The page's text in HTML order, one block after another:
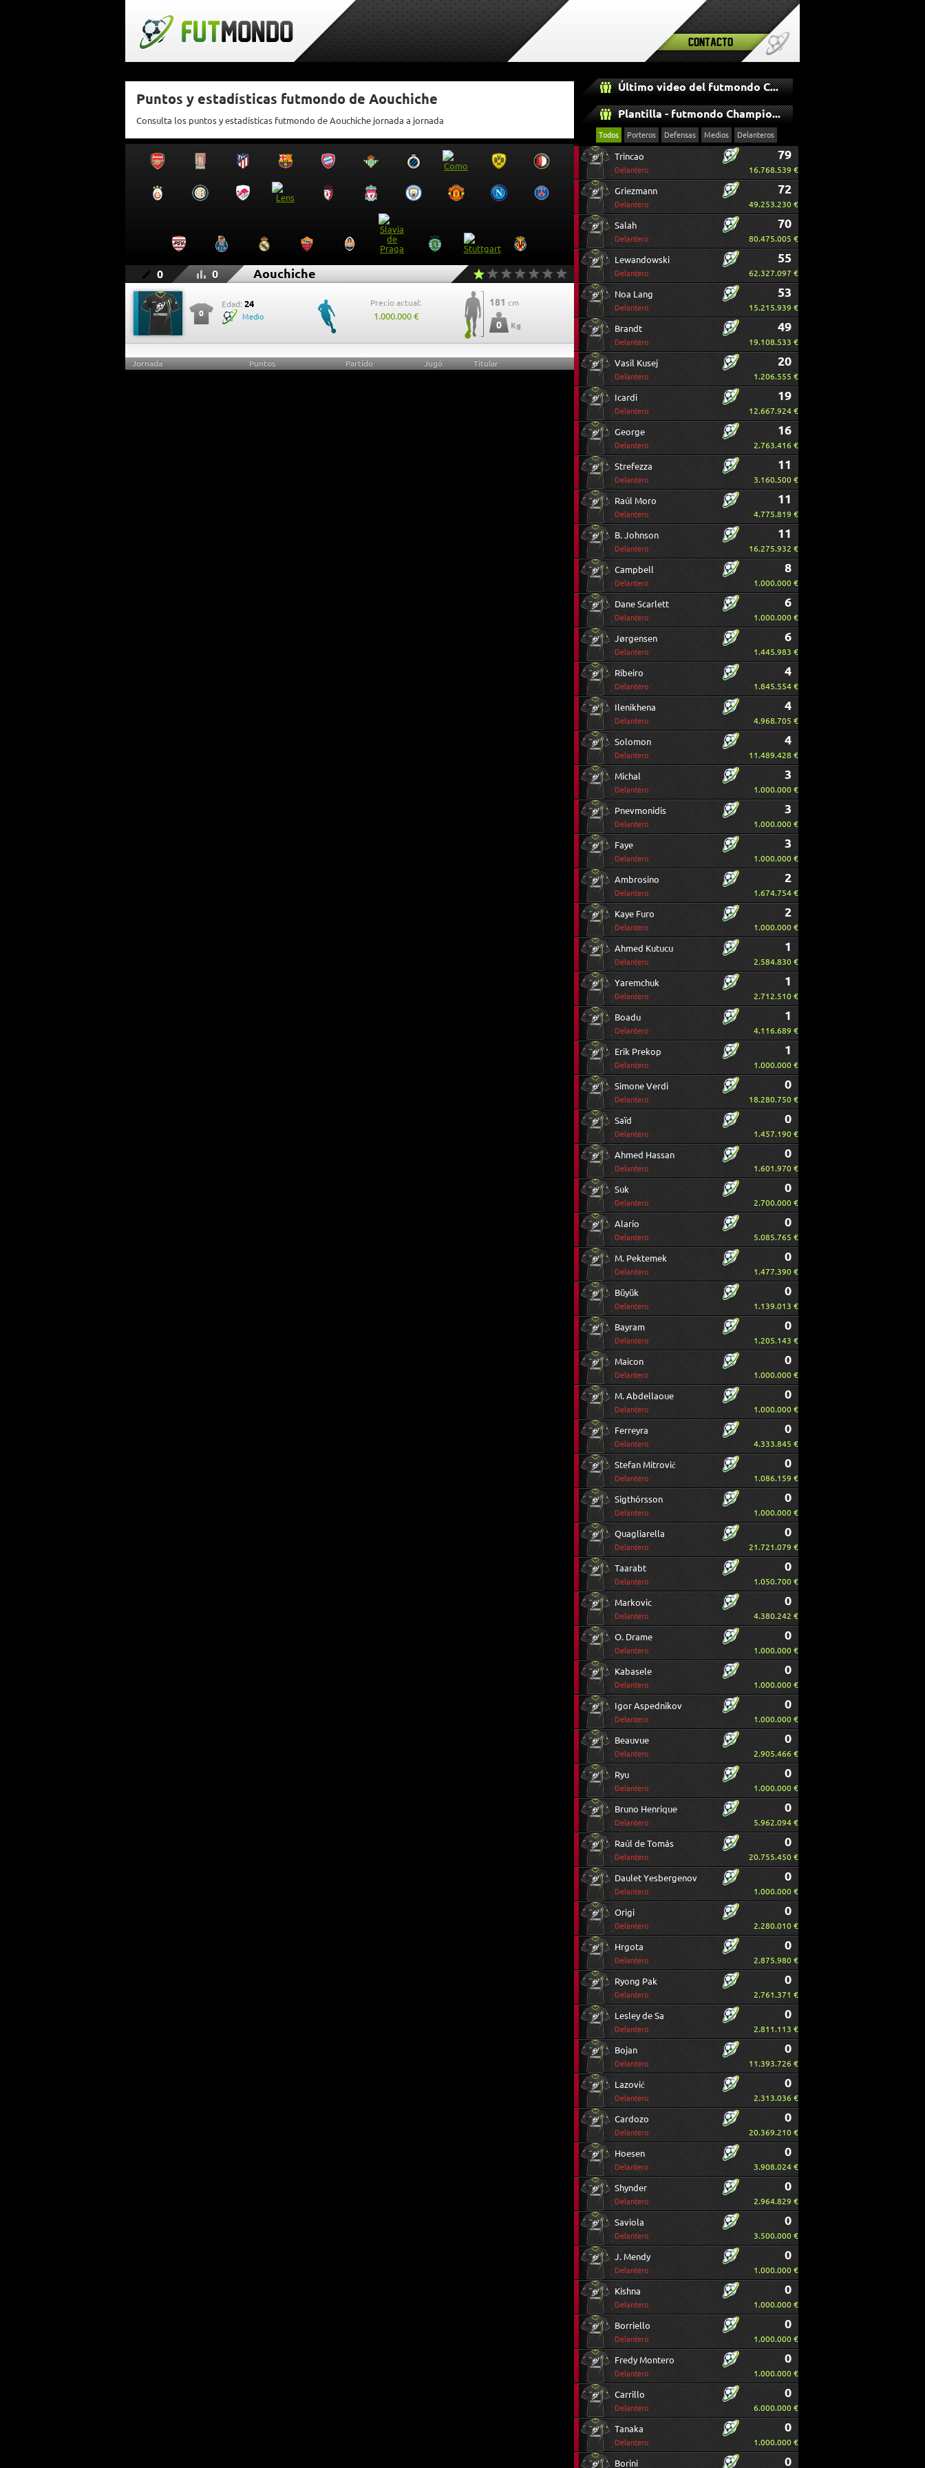
Contacto
Puntos y estadísticas futmondo de Aouchiche
Consulta los puntos y estadísticas futmondo de Aouchiche jornada a jornada
0 0 Aouchiche
0
Edad: 24
Medio
Precio actual:
1.000.000 €
181 cm
0 Kg
Jornada Puntos Partido Jugó Titular
Último video del futmondo Champions
Plantilla - futmondo Champions
Todos Porteros Defensas Medios Delanteros
Trincao
Delantero
79
16.768.539 €
Griezmann
Delantero
72
49.253.230 €
Salah
Delantero
70
80.475.005 €
Lewandowski
Delantero
55
62.327.097 €
Noa Lang
Delantero
53
15.215.939 €
Brandt
Delantero
49
19.108.533 €
Vasil Kusej
Delantero
20
1.206.555 €
Icardi
Delantero
19
12.667.924 €
George
Delantero
16
2.763.416 €
Strefezza
Delantero
11
3.160.500 €
Raúl Moro
Delantero
11
4.775.819 €
B. Johnson
Delantero
11
16.275.932 €
Campbell
Delantero
8
1.000.000 €
Dane Scarlett
Delantero
6
1.000.000 €
Jørgensen
Delantero
6
1.445.983 €
Ribeiro
Delantero
4
1.845.554 €
Ilenikhena
Delantero
4
4.968.705 €
Solomon
Delantero
4
11.489.428 €
Michal
Delantero
3
1.000.000 €
Pnevmonidis
Delantero
3
1.000.000 €
Faye
Delantero
3
1.000.000 €
Ambrosino
Delantero
2
1.674.754 €
Kaye Furo
Delantero
2
1.000.000 €
Ahmed Kutucu
Delantero
1
2.584.830 €
Yaremchuk
Delantero
1
2.712.510 €
Boadu
Delantero
1
4.116.689 €
Erik Prekop
Delantero
1
1.000.000 €
Simone Verdi
Delantero
0
18.280.750 €
Saïd
Delantero
0
1.457.190 €
Ahmed Hassan
Delantero
0
1.601.970 €
Suk
Delantero
0
2.700.000 €
Alario
Delantero
0
5.085.765 €
M. Pektemek
Delantero
0
1.477.390 €
Büyük
Delantero
0
1.139.013 €
Bayram
Delantero
0
1.205.143 €
Maicon
Delantero
0
1.000.000 €
M. Abdellaoue
Delantero
0
1.000.000 €
Ferreyra
Delantero
0
4.333.845 €
Stefan Mitrović
Delantero
0
1.086.159 €
Sigthórsson
Delantero
0
1.000.000 €
Quagliarella
Delantero
0
21.721.079 €
Taarabt
Delantero
0
1.050.700 €
Markovic
Delantero
0
4.380.242 €
O. Drame
Delantero
0
1.000.000 €
Kabasele
Delantero
0
1.000.000 €
Igor Aspednikov
Delantero
0
1.000.000 €
Beauvue
Delantero
0
2.905.466 €
Ryu
Delantero
0
1.000.000 €
Bruno Henrique
Delantero
0
5.962.094 €
Raúl de Tomás
Delantero
0
20.755.450 €
Daulet Yesbergenov
Delantero
0
1.000.000 €
Origi
Delantero
0
2.280.010 €
Hrgota
Delantero
0
2.875.980 €
Ryong Pak
Delantero
0
2.761.371 €
Lesley de Sa
Delantero
0
2.811.113 €
Bojan
Delantero
0
11.393.726 €
Lazović
Delantero
0
2.313.036 €
Cardozo
Delantero
0
20.369.210 €
Hoesen
Delantero
0
3.908.024 €
Shynder
Delantero
0
2.964.829 €
Saviola
Delantero
0
3.500.000 €
J. Mendy
Delantero
0
1.000.000 €
Kishna
Delantero
0
1.000.000 €
Borriello
Delantero
0
1.000.000 €
Fredy Montero
Delantero
0
1.000.000 €
Carrillo
Delantero
0
6.000.000 €
Tanaka
Delantero
0
1.000.000 €
Borini 0